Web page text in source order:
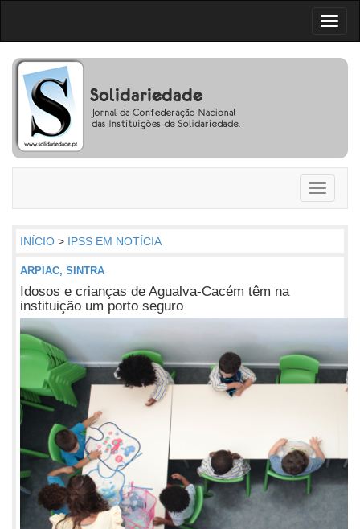
Toggle
INÍCIO > IPSS EM NOTÍCIA
ARPIAC, SINTRA
Idosos e crianças de Agualva-Cacém têm na
instituição um porto seguro